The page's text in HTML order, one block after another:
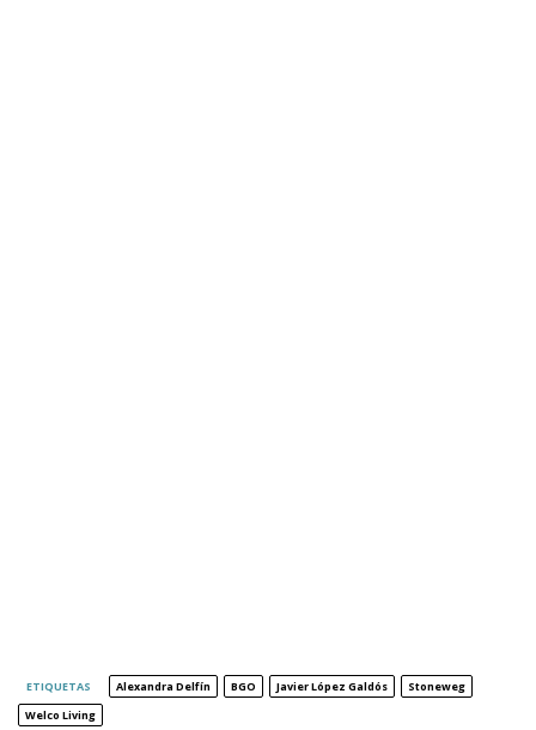
ETIQUETAS Alexandra Delfín BGO Javier López Galdós
Stoneweg
Welco Living